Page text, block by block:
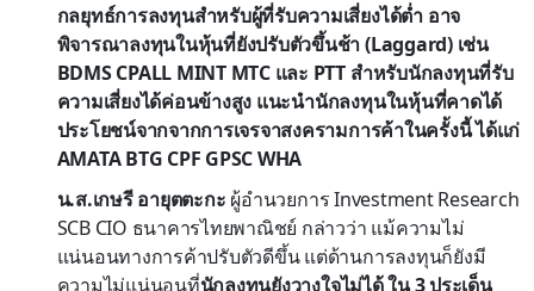
กลยุทธ์การลงทุนสำหรับผู้ที่รับความเสี่ยงได้ต่ำ อาจ
พิจารณาลงทุนในหุ้นที่ยังปรับตัวขึ้นช้า (Laggard) เช่น
BDMS CPALL MINT MTC และ PTT สำหรับนักลงทุนที่รับ
ความเสี่ยงได้ค่อนข้างสูง แนะนำนักลงทุนในหุ้นที่คาดได้
ประโยชน์จากจากการเจรจาสงครามการค้าในครั้งนี้ ได้แก่
AMATA BTG CPF GPSC WHA
น.ส.เกษรี อายุตตะกะ ผู้อำนวยการ Investment Research
SCB CIO ธนาคารไทยพาณิชย์ กล่าวว่า แม้ความไม่
แน่นอนทางการค้าปรับตัวดีขึ้น แต่ด้านการลงทุนก็ยังมี
ความไม่แน่นอนที่นักลงทุนยังวางใจไม่ได้ ใน 3 ประเด็น